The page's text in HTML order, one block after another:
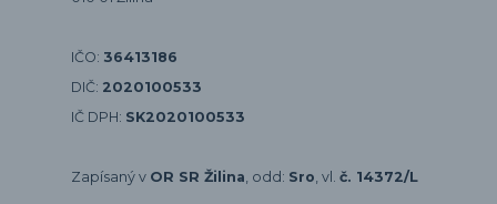
IČO: 36413186
DIČ: 2020100533
IČ DPH: SK2020100533
Zapísaný v OR SR Žilina, odd: Sro, vl. č. 14372/L